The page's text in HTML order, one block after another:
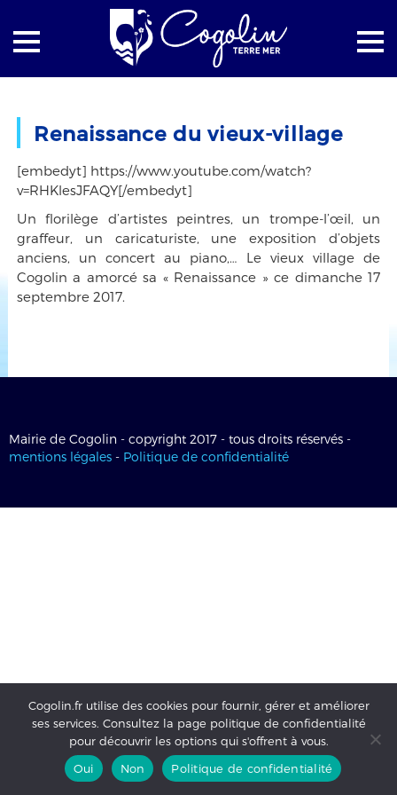
Renaissance du vieux-village
[embedyt] https://www.youtube.com/watch?
v=RHKlesJFAQY[/embedyt]
Un florilège d’artistes peintres, un trompe-l’œil, un
graffeur, un caricaturiste, une exposition d’objets
anciens, un concert au piano,… Le vieux village de
Cogolin a amorcé sa « Renaissance » ce dimanche 17
septembre 2017.
Mairie de Cogolin - copyright 2017 - tous droits réservés -
mentions légales - Politique de confidentialité
Cogolin.fr utilise des cookies pour fournir, gérer et améliorer
ses services. Consultez la page politique de confidentialité
pour découvrir les options qui s'offrent à vous.
Oui
Non Politique de confidentialité